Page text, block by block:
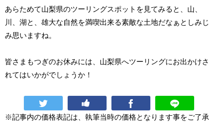
あらためて山梨県のツーリングスポットを見てみると、山、
川、湖と、雄大な自然を満喫出来る素敵な土地だなぁとしみじ
み思いますね。
皆さまもつぎのお休みには、山梨県へツーリングにお出かけさ
れてはいかがでしょうか！
※記事内の価格表記は、執筆当時の価格となります事をご了承